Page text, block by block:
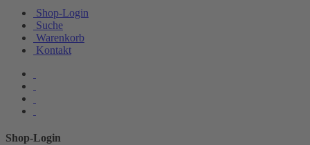
Shop-Login
Suche
Warenkorb
Kontakt
Shop-Login